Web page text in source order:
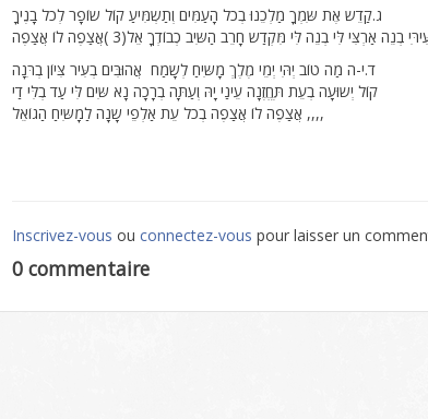
ג.קַדֵש אֶת שִּמְךָ מַלְכֵנוּ בְכֹל הָעַמִּים וְתַשְמִּיעַ קוֹל שוֹפָר לְכֹל בָנֶיךָ
ד.י-ה מַה טוֹב יְהִּי יְמֵי מֶלֶךְ מָשִּיחַ לְשָמַח אֲהוּבִּים בְעִּיר צִּיוֹן בְרִּנָה
קוֹל יְשוּעָה בְעֵת תֶּחֱזֶנָה עֵינַי יָהּ וְעַתָּה בְרָכָה נָא שִּים לִּי עַד בְלִּי דַי
אֲצַפֶה לוֹ אֲצַפֶה בְכֹל עֵת אַלְפֵי שָנָה לַמָשִּיחַ הַגוֹאֵל ,,,,
Inscrivez-vous ouconnectez-vous pour laisser un
0 commentaire